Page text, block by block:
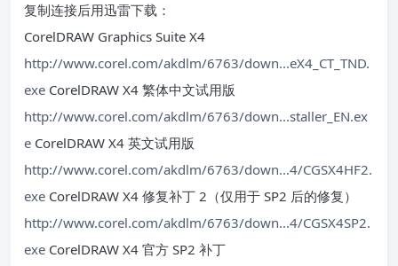
复制连接后用迅雷下载：
CorelDRAW Graphics Suite X4
http://www.corel.com/akdlm/6763/down...eX4_CT_TND.
exe CorelDRAW X4 繁体中文试用版
http://www.corel.com/akdlm/6763/down...staller_EN.ex
e CorelDRAW X4 英文试用版
http://www.corel.com/akdlm/6763/down...4/CGSX4HF2.
exe CorelDRAW X4 修复补丁 2（仅用于 SP2 后的修复）
http://www.corel.com/akdlm/6763/down...4/CGSX4SP2.
exe CorelDRAW X4 官方 SP2 补丁